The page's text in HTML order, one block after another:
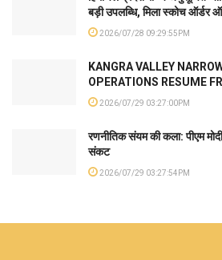
बड़ी उपलब्धि, मिला स्कोच ऑर्डर
2026/07/28 09:29:55PM
KANGRA VALLEY
OPERATIONS RESUME
2026/07/29 03:27:00PM
रणनीतिक संयम की कला: पीएम
संकट
2026/07/29 03:27:54PM